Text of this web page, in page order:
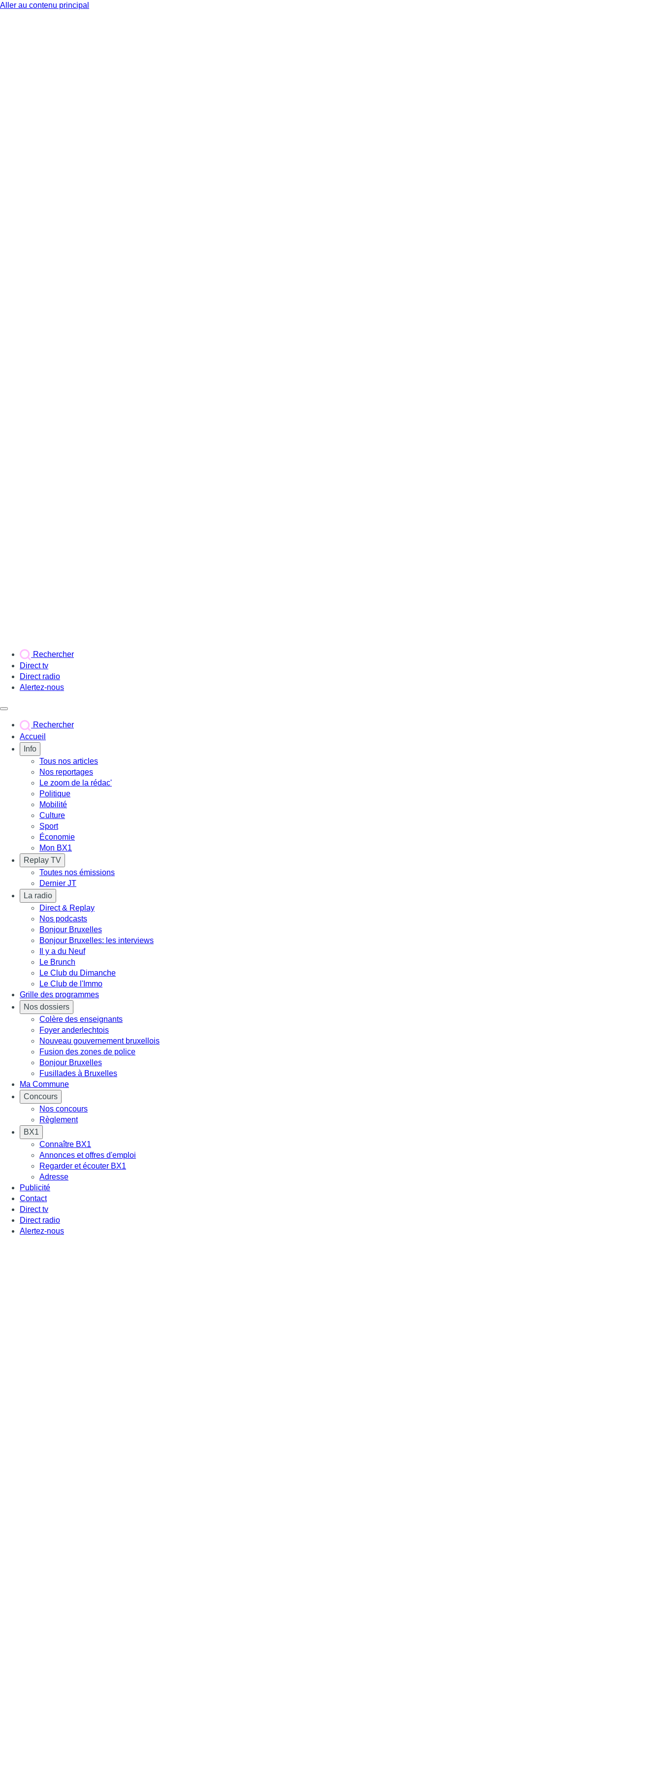
Aller au contenu principal
Rechercher
Direct tv
Direct radio
Alertez-nous
Rechercher
Accueil
Info
Tous nos articles
Nos reportages
Le zoom de la rédac'
Politique
Mobilité
Culture
Sport
Économie
Mon BX1
Replay TV
Toutes nos émissions
Dernier JT
La radio
Direct & Replay
Nos podcasts
Bonjour Bruxelles
Bonjour Bruxelles: les interviews
Il y a du Neuf
Le Brunch
Le Club du Dimanche
Le Club de l'Immo
Grille des programmes
Nos dossiers
Colère des enseignants
Foyer anderlechtois
Nouveau gouvernement bruxellois
Fusion des zones de police
Bonjour Bruxelles
Fusillades à Bruxelles
Ma Commune
Concours
Nos concours
Règlement
BX1
Connaître BX1
Annonces et offres d'emploi
Regarder et écouter BX1
Adresse
Publicité
Contact
Direct tv
Direct radio
Alertez-nous